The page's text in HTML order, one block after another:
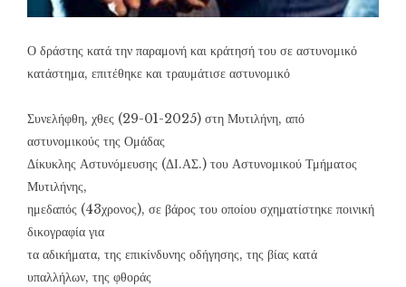
Ο δράστης κατά την παραμονή και κράτησή του σε αστυνομικό
κατάστημα, επιτέθηκε και τραυμάτισε αστυνομικό
Συνελήφθη, χθες (29-01-2025) στη Μυτιλήνη, από
αστυνομικούς της Ομάδας
Δίκυκλης Αστυνόμευσης (ΔΙ.ΑΣ.) του Αστυνομικού Τμήματος
Μυτιλήνης,
ημεδαπός (43χρονος), σε βάρος του οποίου σχηματίστηκε ποινική
δικογραφία για
τα αδικήματα, της επικίνδυνης οδήγησης, της βίας κατά
υπαλλήλων, της φθοράς